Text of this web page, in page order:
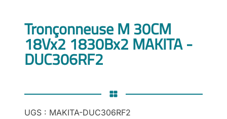
Tronçonneuse M 30CM
18Vx2 1830Bx2 MAKITA -
DUC306RF2
UGS : MAKITA-DUC306RF2